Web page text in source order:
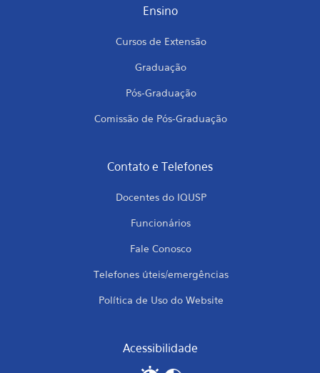
Ensino
Cursos de Extensão
Graduação
Pós-Graduação
Comissão de Pós-Graduação
Contato e Telefones
Docentes do IQUSP
Funcionários
Fale Conosco
Telefones úteis/emergências
Política de Uso do Website
Acessibilidade